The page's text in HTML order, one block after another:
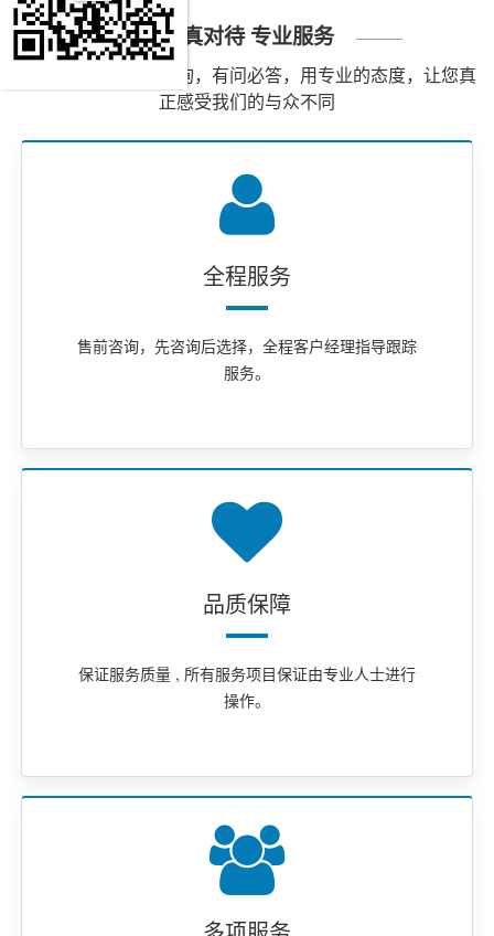
认真对待 专业服务
我们珍惜您每一次咨询，有问必答，用专业的态度，让您真
正感受我们的与众不同
全程服务
售前咨询，先咨询后选择，全程客户经理指导跟踪
服务。
品质保障
保证服务质量 , 所有服务项目保证由专业人士进行
操作。